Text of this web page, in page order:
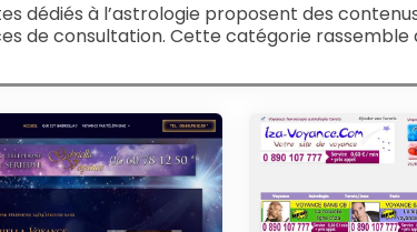
dédiés à l’astrologie proposent des
de consultation. Cette catégorie